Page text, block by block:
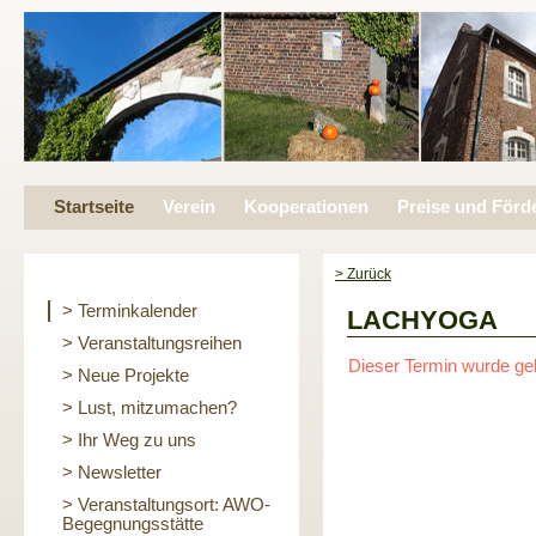
Startseite Verein Kooperationen Preise und
> Terminkalender
> Veranstaltungsreihen
> Neue Projekte
> Lust, mitzumachen?
> Ihr Weg zu uns
> Newsletter
> Veranstaltungsort: AWO-
Begegnungsstätte
> Zurück
LACHYOGA
Dieser Termin wurde